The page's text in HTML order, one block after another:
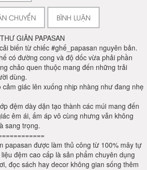
CHUYỂN BÌNH LUẬN
GIÃN PAPASAN
biến từ chiếc #ghế_papasan nguyên bản.
có đường cong và độ dốc vừa phải phần
chảo quen thuộc mang đến những trải
dùng.
cảm giác lên xuống nhịp nhàng như đang nhẹ
đệm dày dặn tạo thành các múi mang đến
êm ái, ấm áp vô cùng nhưng vẫn không
sang trọng.
papasan được làm thủ công từ 100% mây tự
đệm cao cấp là sản phẩm chuyên dụng
đọc sách hay decor không gian sống thêm